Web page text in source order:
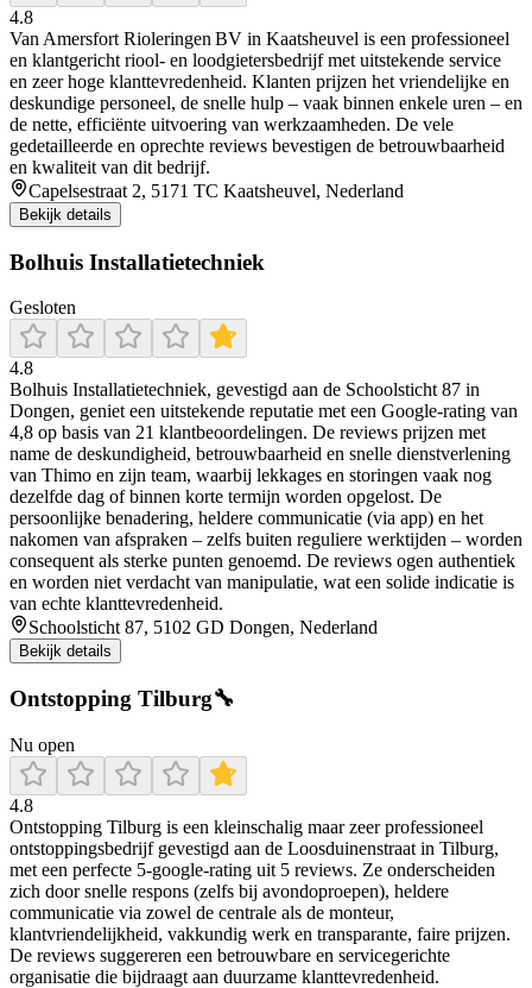
4.8
Van Amersfort Rioleringen BV in Kaatsheuvel is een professioneel
en klantgericht riool- en loodgietersbedrijf met uitstekende service
en zeer hoge klanttevredenheid. Klanten prijzen het vriendelijke en
deskundige personeel, de snelle hulp – vaak binnen enkele uren – en
de nette, efficiënte uitvoering van werkzaamheden. De vele
gedetailleerde en oprechte reviews bevestigen de betrouwbaarheid
en kwaliteit van dit bedrijf.
Capelsestraat 2, 5171 TC Kaatsheuvel, Nederland
Bekijk details
Bolhuis Installatietechniek
Gesloten
4.8
Bolhuis Installatietechniek, gevestigd aan de Schoolsticht 87 in
Dongen, geniet een uitstekende reputatie met een Google-rating van
4,8 op basis van 21 klantbeoordelingen. De reviews prijzen met
name de deskundigheid, betrouwbaarheid en snelle dienstverlening
van Thimo en zijn team, waarbij lekkages en storingen vaak nog
dezelfde dag of binnen korte termijn worden opgelost. De
persoonlijke benadering, heldere communicatie (via app) en het
nakomen van afspraken – zelfs buiten reguliere werktijden – worden
consequent als sterke punten genoemd. De reviews ogen authentiek
en worden niet verdacht van manipulatie, wat een solide indicatie is
van echte klanttevredenheid.
Schoolsticht 87, 5102 GD Dongen, Nederland
Bekijk details
Ontstopping Tilburg🔧
Nu open
4.8
Ontstopping Tilburg is een kleinschalig maar zeer professioneel
ontstoppingsbedrijf gevestigd aan de Loosduinenstraat in Tilburg,
met een perfecte 5‑google‑rating uit 5 reviews. Ze onderscheiden
zich door snelle respons (zelfs bij avondoproepen), heldere
communicatie via zowel de centrale als de monteur,
klantvriendelijkheid, vakkundig werk en transparante, faire prijzen.
De reviews suggereren een betrouwbare en servicegerichte
organisatie die bijdraagt aan duurzame klanttevredenheid.